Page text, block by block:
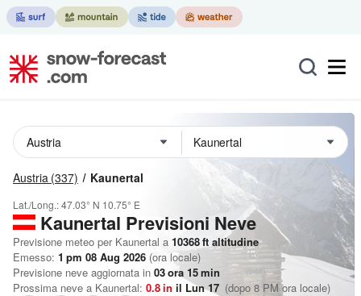
Austria (337) Kaunertal
Lat./Long.:47.03° N 10.75° E
Kaunertal Previsioni Neve
Previsione meteo per Kaunertal a 10368ft altitudine
Emesso: 1 pm 08 Aug 2026 (ora locale)
Previsione neve aggiornata in 03ora 15min
Prossima neve a Kaunertal: 0.8in il Lun 17 (dopo 8 PM ora locale)